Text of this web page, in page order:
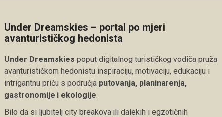
Under Dreamskies – portal po mjeri
avanturističkog hedonista
Under Dreamskies poput digitalnog turističkog vodiča pruža
avanturističkom hedonistu inspiraciju, motivaciju, edukaciju i
intrigantnu priču s područja putovanja, planinarenja,
gastronomije i ekologije.
Bilo da si ljubitelj city breakova ili dalekih i egzotičnih